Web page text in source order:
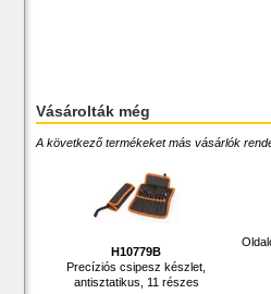
Vásárolták még
A következő termékeket más vásárlók
H10779B
Precíziós csipesz készlet,
antisztatikus, 11 részes